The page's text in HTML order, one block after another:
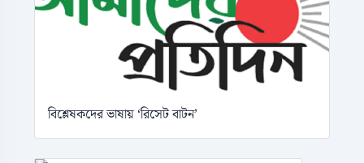
বিশ্লেষকদের ভাষায় ‘রিসেট বাটন’